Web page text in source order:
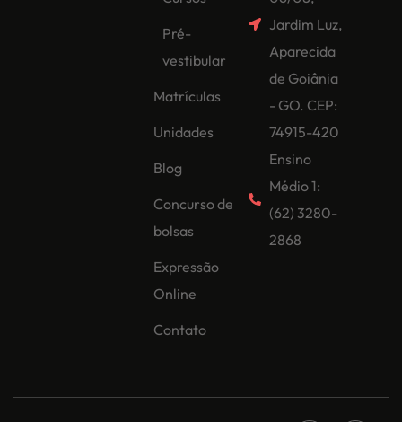
Pré-
vestibular
Matrículas
Unidades
Blog
Concurso de
bolsas
Expressão
Online
Contato
Jardim Luz,
Aparecida
de Goiânia
- GO. CEP:
74915-420
Ensino
Médio 1:
(62) 3280-
2868